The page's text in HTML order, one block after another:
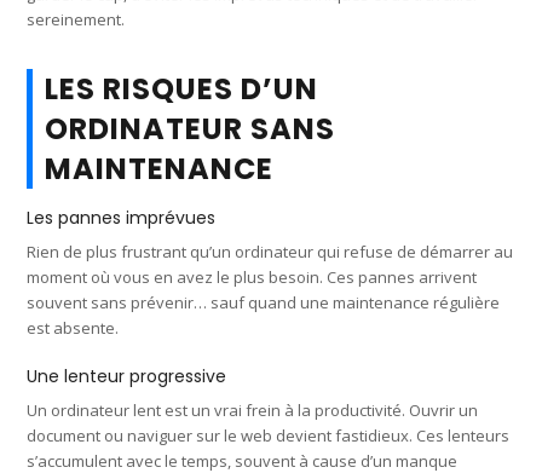
sereinement.
LES RISQUES D’UN
ORDINATEUR SANS
MAINTENANCE
Les pannes imprévues
Rien de plus frustrant qu’un ordinateur qui refuse de démarrer au
moment où vous en avez le plus besoin. Ces pannes arrivent
souvent sans prévenir… sauf quand une maintenance régulière
est absente.
Une lenteur progressive
Un ordinateur lent est un vrai frein à la productivité. Ouvrir un
document ou naviguer sur le web devient fastidieux. Ces lenteurs
s’accumulent avec le temps, souvent à cause d’un manque